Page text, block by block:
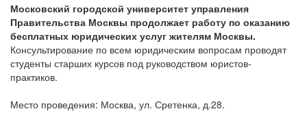
Московский городской университет управления
Правительства Москвы продолжает работу по оказанию
бесплатных юридических услуг жителям Москвы.
Консультирование по всем юридическим вопросам проводят
студенты старших курсов под руководством юристов-
практиков.
Место проведения: Москва, ул. Сретенка, д.28.